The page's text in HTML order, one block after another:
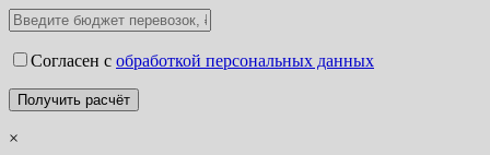
Согласен с обработкой персональных данных
×